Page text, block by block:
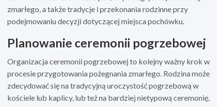
zmarłego, a także tradycje i przekonania rodzinne przy
podejmowaniu decyzji dotyczącej miejsca pochówku.
Planowanie ceremonii pogrzebowej
Organizacja ceremonii pogrzebowejto kolejny ważny krok w
procesie przygotowania pożegnania zmarłego. Rodzina może
zdecydować się na tradycyjną uroczystość pogrzebową w
kościele lub kaplicy, lub też na bardziej nietypową ceremonię,